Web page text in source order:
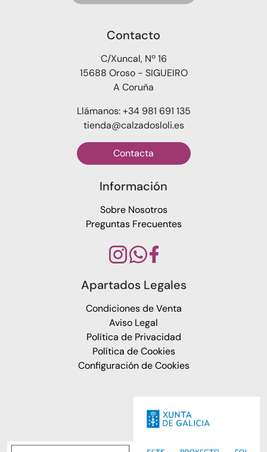
Contacto
C/Xuncal, Nº 16
15688 Oroso - SIGUEIRO
A Coruña
Llámanos: +34 981 691 135
tienda@calzadosloli.es
Contacta
Información
Sobre Nosotros
Preguntas Frecuentes
Apartados Legales
Condiciones de Venta
Aviso Legal
Política de Privacidad
Política de Cookies
Configuración de Cookies